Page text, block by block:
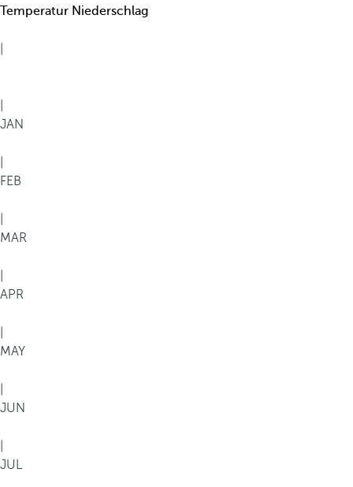
Temperatur Niederschlag
JAN
FEB
MAR
APR
MAY
JUN
JUL